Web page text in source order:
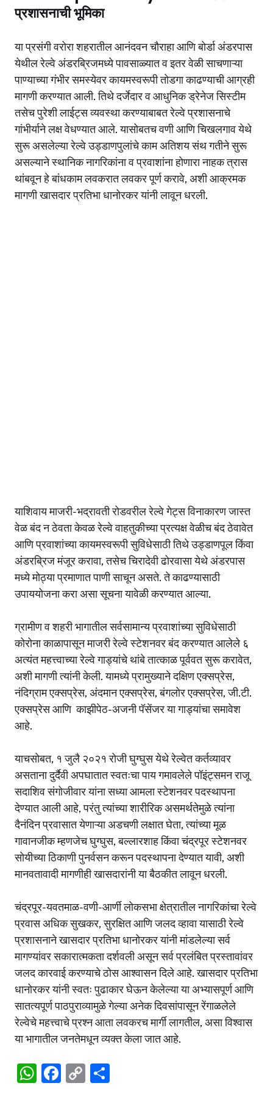
प्रशासनाची भूमिका
या प्रसंगी वरोरा शहरातील आनंदवन चौराहा आणि बोर्डा अंडरपास
येथील रेल्वे अंडरब्रिजमध्ये पावसाळ्यात व इतर वेळी साचणाऱ्या
पाण्याच्या गंभीर समस्येवर कायमस्वरूपी तोडगा काढण्याची आग्रही
मागणी करण्यात आली. तिथे दर्जेदार व आधुनिक ड्रेनेज सिस्टीम
तसेच पुरेशी लाईट्स व्यवस्था करण्याबाबत रेल्वे प्रशासनाचे
गांभीर्याने लक्ष वेधण्यात आले. यासोबतच वणी आणि चिखलगाव येथे
सुरू असलेल्या रेल्वे उड्डाणपुलांचे काम अतिशय संथ गतीने सुरू
असल्याने स्थानिक नागरिकांना व प्रवाशांना होणारा नाहक त्रास
थांबवून हे बांधकाम लवकरात लवकर पूर्ण करावे, अशी आक्रमक
मागणी खासदार प्रतिभा धानोरकर यांनी लावून धरली.
याशिवाय माजरी-भद्रावती रोडवरील रेल्वे गेट्स विनाकारण जास्त
वेळ बंद न ठेवता केवळ रेल्वे वाहतुकीच्या प्रत्यक्ष वेळीच बंद ठेवावेत
आणि प्रवाशांच्या कायमस्वरूपी सुविधेसाठी तिथे उड्डाणपूल किंवा
अंडरब्रिज मंजूर करावा, तसेच चिरादेवी ढोरवासा येथे अंडरपास
मध्ये मोठ्या प्रमाणात पाणी साचून असते. ते काढण्यासाठी
उपाययोजना करा असा सूचना यावेळी करण्यात आल्या.
ग्रामीण व शहरी भागातील सर्वसामान्य प्रवाशांच्या सुविधेसाठी
कोरोना काळापासून माजरी रेल्वे स्टेशनवर बंद करण्यात आलेले ६
अत्यंत महत्त्वाच्या रेल्वे गाड्यांचे थांबे तात्काळ पूर्ववत सुरू करावेत,
अशी मागणी त्यांनी केली. यामध्ये प्रामुख्याने दक्षिण एक्सप्रेस,
नंदिग्राम एक्सप्रेस, अंदमान एक्सप्रेस, बंगलोर एक्सप्रेस, जी.टी.
एक्सप्रेस आणि काझीपेठ-अजनी पॅसेंजर या गाड्यांचा समावेश
आहे.
याचसोबत, १ जुलै २०२१ रोजी घुग्घुस येथे रेल्वेत कर्तव्यावर
असताना दुर्दैवी अपघातात स्वतःचा पाय गमावलेले पॉइंट्समन राजू
सदाशिव संगोजीवार यांना सध्या आमला स्टेशनवर पदस्थापना
देण्यात आली आहे, परंतु त्यांच्या शारीरिक असमर्थतेमुळे त्यांना
दैनंदिन प्रवासात येणाऱ्या अडचणी लक्षात घेता, त्यांच्या मूळ
गावानजीक म्हणजेच घुग्घुस, बल्लारशाह किंवा चंद्रपूर स्टेशनवर
सोयीच्या ठिकाणी पुनर्वसन करून पदस्थापना देण्यात यावी, अशी
मानवतावादी मागणीही खासदारांनी या बैठकीत लावून धरली.
चंद्रपूर-यवतमाळ-वणी-आर्णी लोकसभा क्षेत्रातील नागरिकांचा रेल्वे
प्रवास अधिक सुखकर, सुरक्षित आणि जलद व्हावा यासाठी रेल्वे
प्रशासनाने खासदार प्रतिभा धानोरकर यांनी मांडलेल्या सर्व
मागण्यांवर सकारात्मकता दर्शवली असून सर्व प्रलंबित प्रस्तावांवर
जलद कारवाई करण्याचे ठोस आश्वासन दिले आहे. खासदार प्रतिभा
धानोरकर यांनी स्वतः पुढाकार घेऊन केलेल्या या अभ्यासपूर्ण आणि
सातत्यपूर्ण पाठपुराव्यामुळे गेल्या अनेक दिवसांपासून रेंगाळलेले
रेल्वेचे महत्त्वाचे प्रश्न आता लवकरच मार्गी लागतील, असा विश्वास
या भागातील जनतेमधून व्यक्त केला जात आहे.
W F
C